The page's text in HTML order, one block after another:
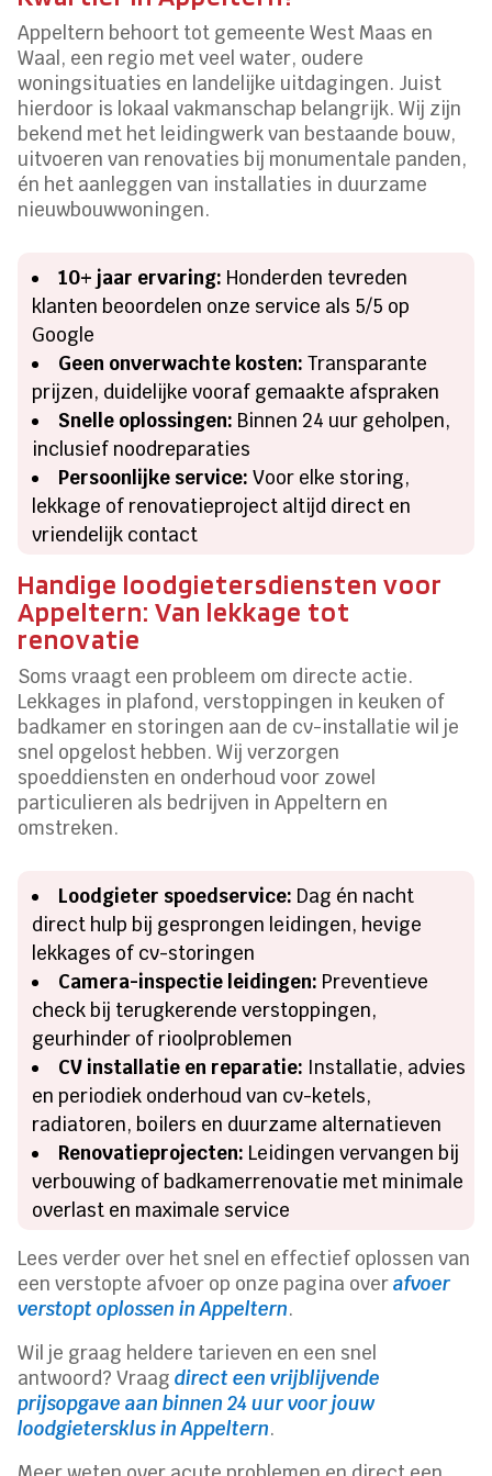
Appeltern behoort tot gemeente West Maas en
Waal, een regio met veel water, oudere
woningsituaties en landelijke uitdagingen. Juist
hierdoor is lokaal vakmanschap belangrijk. Wij zijn
bekend met het leidingwerk van bestaande bouw,
uitvoeren van renovaties bij monumentale panden,
én het aanleggen van installaties in duurzame
nieuwbouwwoningen.
10+ jaar ervaring: Honderden tevreden
klanten beoordelen onze service als 5/5 op
Google
Geen onverwachte kosten: Transparante
prijzen, duidelijke vooraf gemaakte afspraken
Snelle oplossingen: Binnen 24 uur geholpen,
inclusief noodreparaties
Persoonlijke service: Voor elke storing,
lekkage of renovatieproject altijd direct en
vriendelijk contact
Handige loodgietersdiensten voor
Appeltern: Van lekkage tot
renovatie
Soms vraagt een probleem om directe actie.
Lekkages in plafond, verstoppingen in keuken of
badkamer en storingen aan de cv-installatie wil je
snel opgelost hebben. Wij verzorgen
spoeddiensten en onderhoud voor zowel
particulieren als bedrijven in Appeltern en
omstreken.
Loodgieter spoedservice: Dag én nacht
direct hulp bij gesprongen leidingen, hevige
lekkages of cv-storingen
Camera-inspectie leidingen: Preventieve
check bij terugkerende verstoppingen,
geurhinder of rioolproblemen
CV installatie en reparatie: Installatie, advies
en periodiek onderhoud van cv-ketels,
radiatoren, boilers en duurzame alternatieven
Renovatieprojecten: Leidingen vervangen bij
verbouwing of badkamerrenovatie met minimale
overlast en maximale service
Lees verder over het snel en effectief oplossen van
een verstopte afvoer op onze pagina overafvoer
verstopt oplossen in Appeltern.
Wil je graag heldere tarieven en een snel
antwoord? Vraagdirect een vrijblijvende
prijsopgave aan binnen 24 uur voor jouw
loodgietersklus in Appeltern.